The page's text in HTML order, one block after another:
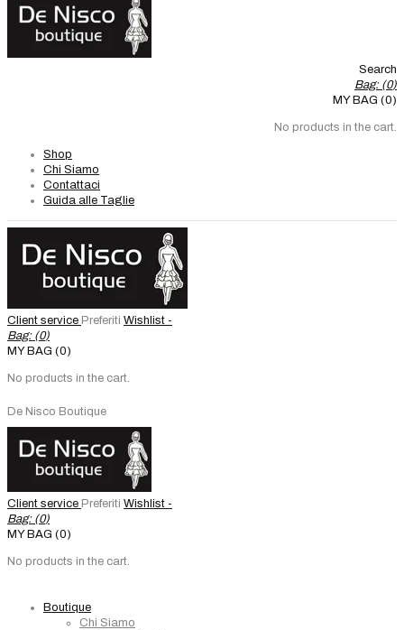
Search
Bag: (0)
MY BAG (0)
No products in the cart.
Shop
Chi Siamo
Contattaci
Guida alle Taglie
Client service Preferiti Wishlist -
Bag: (0)
MY BAG (0)
No products in the cart.
De Nisco Boutique
Client service Preferiti Wishlist -
Bag: (0)
MY BAG (0)
No products in the cart.
Boutique
Chi Siamo